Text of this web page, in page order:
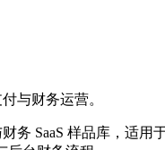
与财务运营。
务 SaaS 样品库，适用